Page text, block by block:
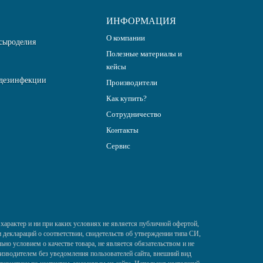
ИНФОРМАЦИЯ
О компании
Полезные материалы и
кейсы
Производители
Как купить?
Сотрудничество
Контакты
Сервис
и ни при каких условиях не является публичной офертой,
о соответствии, свидетельств об утверждении типа СИ,
условием о качестве товара, не является обязательством и не
без уведомления пользователей сайта, внешний вид